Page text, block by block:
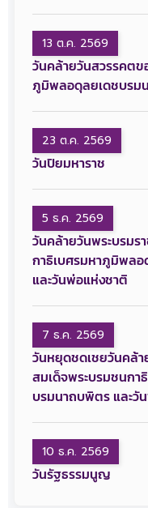
13 ต.ค. 2569
วันคล้ายวันสวรรคตข
ภูมิพลอดุลยเดชบรม
23 ต.ค. 2569
วันปิยมหาราช
5 ธ.ค. 2569
วันคล้ายวันพระบรมร
กาธิเบศรมหาภูมิพล
และวันพ่อแห่งชาติ
7 ธ.ค. 2569
วันหยุดชดเชยวันคล้
สมเด็จพระบรมชนกา
บรมนาถบพิตร และวั
10 ธ.ค. 2569
​วันรัฐธรรมนูญ